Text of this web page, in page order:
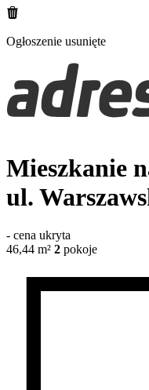
Ogłoszenie usunięte
Mieszkanie
ul.
- cena ukryta
46,44 m² 2 pokoje